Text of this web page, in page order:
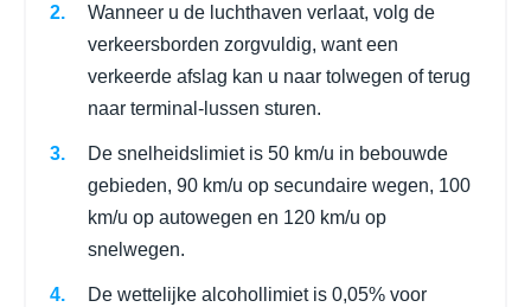
Wanneer u de luchthaven verlaat, volg de
verkeersborden zorgvuldig, want een
verkeerde afslag kan u naar tolwegen of terug
naar terminal-lussen sturen.
De snelheidslimiet is 50 km/u in bebouwde
gebieden, 90 km/u op secundaire wegen, 100
km/u op autowegen en 120 km/u op
snelwegen.
De wettelijke alcohollimiet is 0,05% voor